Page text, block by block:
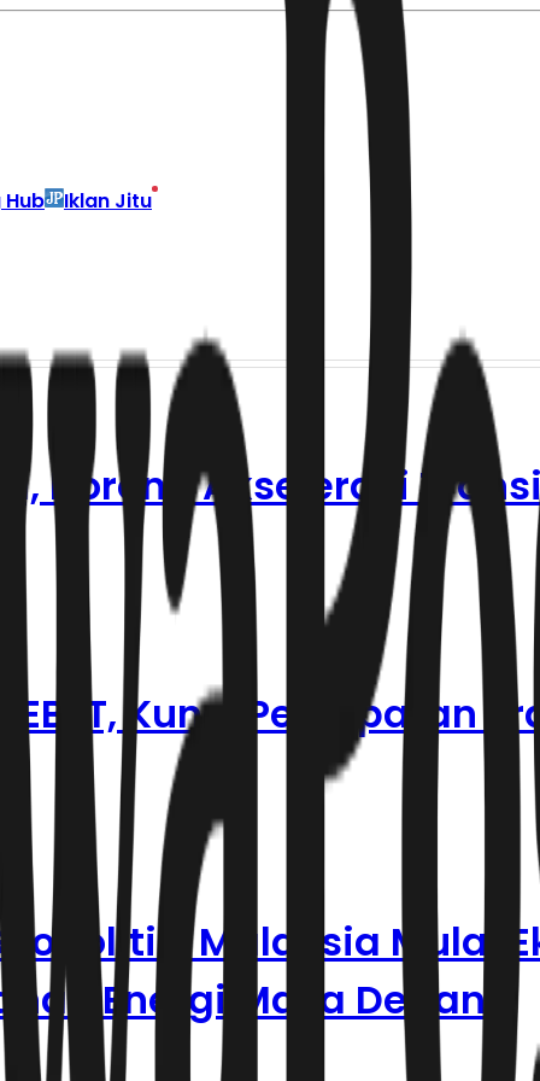
Iklan Jitu
Dorong Akselerasi
EBET, Kunci Percepatan
Malaysia Mulai
Energi Masa Depan